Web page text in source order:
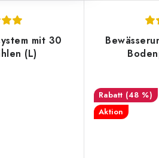
mit 30
(L)
(48 %)
Aktion